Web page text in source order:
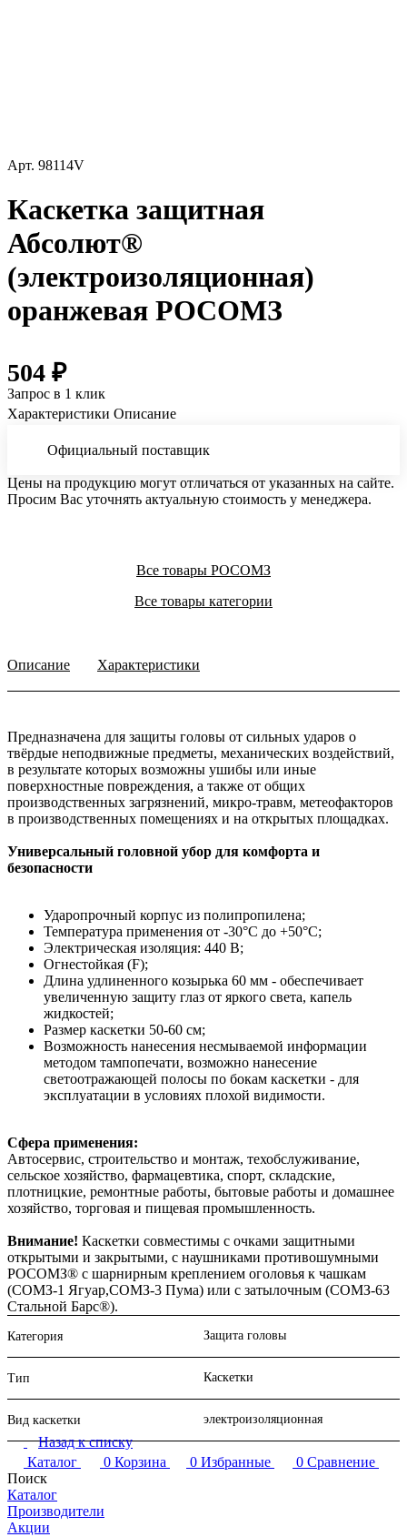
Арт. 98114V
Каскетка защитная
Абсолют®
(электроизоляционная)
оранжевая РОСОМЗ
504 ₽
Запрос в 1 клик
Характеристики Описание
Официальный поставщик
Цены на продукцию могут отличаться от указанных на сайте.
Просим Вас уточнять актуальную стоимость у менеджера.
Все товары РОСОМЗ
Все товары категории
Описание Характеристики
Предназначена для защиты головы от сильных ударов о
твёрдые неподвижные предметы, механических воздействий,
в результате которых возможны ушибы или иные
поверхностные повреждения, а также от общих
производственных загрязнений, микро-травм, метеофакторов
в производственных помещениях и на открытых площадках.
Универсальный головной убор для комфорта и
безопасности
Ударопрочный корпус из полипропилена;
Температура применения от -30°С до +50°С;
Электрическая изоляция: 440 В;
Огнестойкая (F);
Длина удлиненного козырька 60 мм - обеспечивает
увеличенную защиту глаз от яркого света, капель
жидкостей;
Размер каскетки 50-60 см;
Возможность нанесения несмываемой информации
методом тампопечати, возможно нанесение
светоотражающей полосы по бокам каскетки - для
эксплуатации в условиях плохой видимости.
Сфера применения:
Автосервис, cтроительство и монтаж, техобслуживание,
сельское хозяйство, фармацевтика, спорт, складские,
плотницкие, ремонтные работы, бытовые работы и домашнее
хозяйство, торговая и пищевая промышленность.
Внимание! Каскетки совместимы с очками защитными
открытыми и закрытыми, с наушниками противошумными
РОСОМЗ® с шарнирным креплением оголовья к чашкам
(СОМЗ-1 Ягуар,СОМЗ-3 Пума) или с затылочным (СОМЗ-63
Стальной Барс®).
Категория Защита головы
Тип Каскетки
Вид каскетки электроизоляционная
Назад к списку
Каталог
0 Корзина 0 Избранные 0 Сравнение
Поиск
Каталог
Производители
Акции